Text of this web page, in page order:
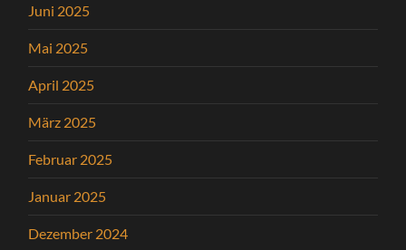
Juni 2025
Mai 2025
April 2025
März 2025
Februar 2025
Januar 2025
Dezember 2024